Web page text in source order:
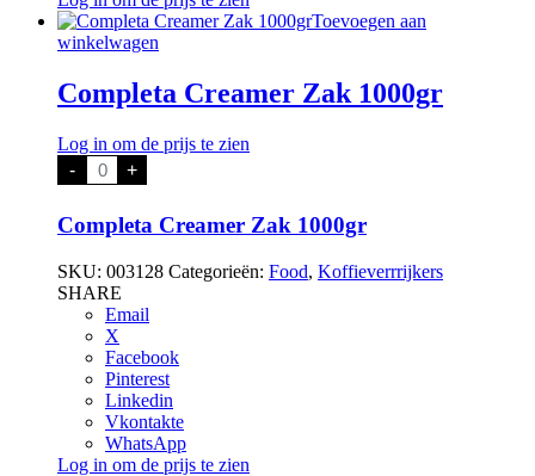
Toevoegen aan
winkelwagen
Completa Creamer Zak 1000gr
Log in om de prijs te zien
- Completa
Creamer
1000gr
aantal
+
Completa Creamer Zak 1000gr
SKU: 003128 Categorieën: Food, Koffieverrrijkers
SHARE
Email
X
Facebook
Pinterest
Linkedin
Vkontakte
WhatsApp
Log in om de prijs te zien